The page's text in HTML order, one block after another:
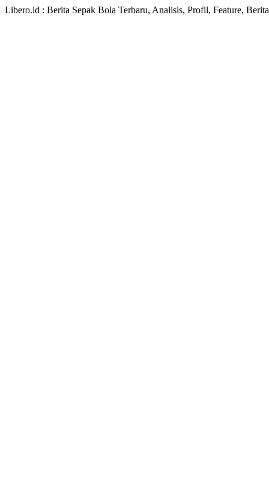
Libero.id : Berita Sepak Bola Terbaru, Analisis, Profil, Feature,